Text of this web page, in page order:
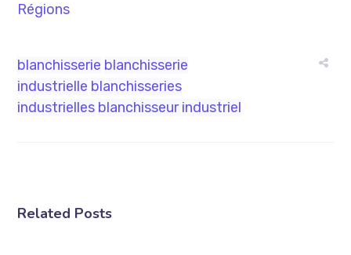
Régions
blanchisserie blanchisserie
industrielle blanchisseries
industrielles blanchisseur industriel
Related Posts